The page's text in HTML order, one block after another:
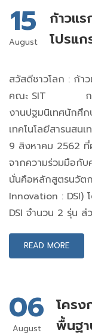
15
August
ก้าวแ
โปรแ
สวัสดีชาวโลก : ก้า
คณะ SIT การต้อ
งานปฐมนิเทศนักศึ
เทคโนโลยีสารนสน
9 สิงหาคม 2562
จากความร่วมมือกั
นั่นคือหลักสูตรนวัต
Innovation : DSI)
DSI จำนวน 2 รุ่น
READ MORE
06
August
โคร
พื้นฐ